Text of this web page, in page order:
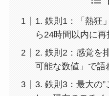
1. 鉄則1：「熱狂
ら24時間以内に再
2. 鉄則2：感覚を
可能な数値」で語
3. 鉄則3：最大の”